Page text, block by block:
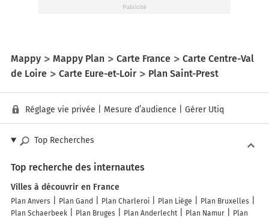
Mappy Mappy Plan Carte France
Carte Centre-Val
de Loire
Carte Eure-et-Loir Plan Saint-Prest
Réglage vie privée Mesure d’audience Gérer Utiq
Top Recherches
Top recherche des internautes
Villes à découvrir en France
Plan Anvers Plan Gand Plan Charleroi Plan Liège
Plan Bruxelles
Plan Schaerbeek
Plan Bruges Plan Anderlecht Plan Namur
Plan